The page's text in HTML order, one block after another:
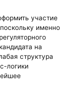
участие
именно
на
структура
логики